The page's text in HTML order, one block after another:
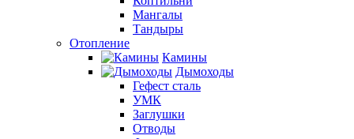
Мангалы
Тандыры
Отопление
Камины
Дымоходы
Гефест сталь
УМК
Заглушки
Отводы